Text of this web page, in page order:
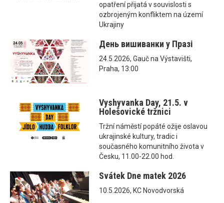
opatření přijatá v souvislosti s
ozbrojeným konfliktem na území
Ukrajiny
День вишиванки у Празі
24.5.2026, Gauč na Výstavišti,
Praha, 13:00
Vyshyvanka Day, 21.5. v
Holešovické tržnici
Tržní náměstí popáté ožije oslavou
ukrajinské kultury, tradic i
současného komunitního života v
Česku, 11.00-22.00 hod.
Svátek Dne matek 2026
10.5.2026, KC Novodvorská